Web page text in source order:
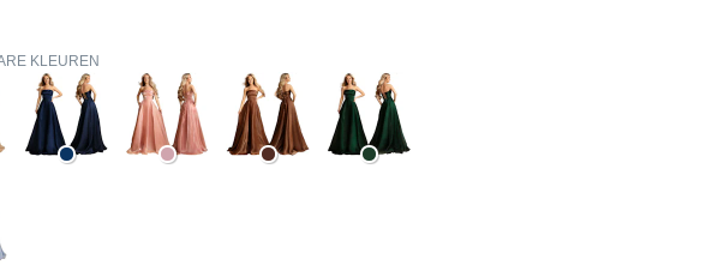
KLEUREN